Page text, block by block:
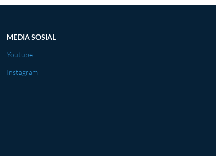
MEDIA SOSIAL
Youtube
Instagram